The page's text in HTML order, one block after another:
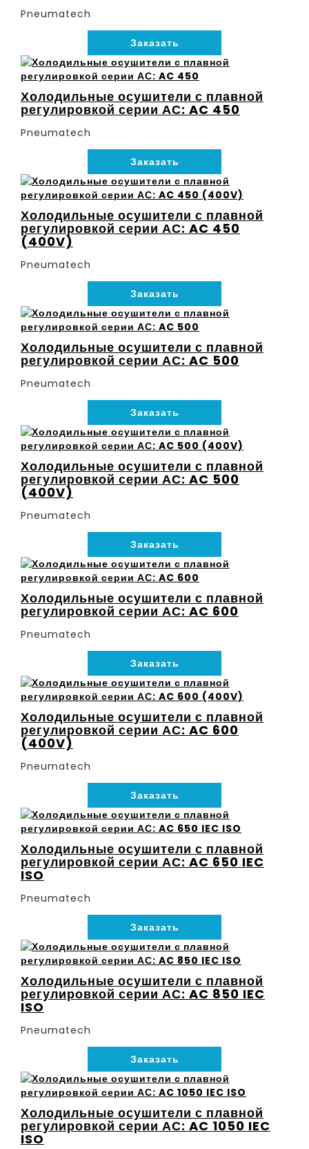
Pneumatech
Заказать
Холодильные осушители с плавной
регулировкой серии АС: AC 450
Pneumatech
Заказать
Холодильные осушители с плавной
регулировкой серии АС: AC 450
(400V)
Pneumatech
Заказать
Холодильные осушители с плавной
регулировкой серии АС: AC 500
Pneumatech
Заказать
Холодильные осушители с плавной
регулировкой серии АС: AC 500
(400V)
Pneumatech
Заказать
Холодильные осушители с плавной
регулировкой серии АС: AC 600
Pneumatech
Заказать
Холодильные осушители с плавной
регулировкой серии АС: AC 600
(400V)
Pneumatech
Заказать
Холодильные осушители с плавной
регулировкой серии АС: AC 650 IEC
ISO
Pneumatech
Заказать
Холодильные осушители с плавной
регулировкой серии АС: AC 850 IEC
ISO
Pneumatech
Заказать
Холодильные осушители с плавной
регулировкой серии АС: AC 1050 IEC
ISO